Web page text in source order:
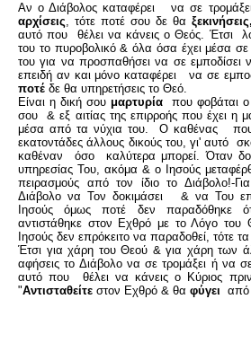
Αν ο Διάβολος καταφέρει να σε
αρχίσεις, τότε ποτέ σου δε θα
αυτό που θέλει να κάνεις ο Θεός. Έτσι
του το πυροβολικό & όλα όσα έχει μέσα
του για να προσπαθήσει να σε εμποδίσει
επειδή αν και μόνο καταφέρει να σε
ποτέ δε θα υπηρετήσεις το Θεό.
Είναι η δική σου μαρτυρία
που φοβάται ο
σου & εξ αιτίας της επιρροής που έχει η
μέσα από τα νύχια του. Ο καθένας που
εκατοντάδες άλλους δικούς του, γι' αυτό
καθέναν όσο καλύτερα μπορεί. Όταν
υπηρεσίας Του, ακόμα & ο Ιησούς
πειρασμούς από τον ίδιο το Διάβολο!-
Διάβολο να Τον δοκιμάσει & να Του
Ιησούς όμως ποτέ δεν παραδόθηκε
αντιστάθηκε στον Εχθρό με το Λόγο
Ιησούς δεν επρόκειτο να παραδοθεί, τότε
Έτσι για χάρη του Θεού & για χάρη των
αφήσεις το Διάβολο να σε τρομάξει ή να
αυτό που θέλει να κάνεις ο Κύριος
"Αντισταθείτε στον Εχθρό & θα φύγει από